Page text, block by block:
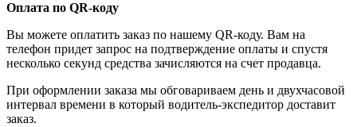
Оплата по QR-коду
Вы можете оплатить заказ по нашему QR-коду. Вам на
телефон придет запрос на подтверждение оплаты и спустя
несколько секунд средства зачисляются на счет продавца.
При оформлении заказа мы обговариваем день и двухчасовой
интервал времени в который водитель-экспедитор доставит
заказ.